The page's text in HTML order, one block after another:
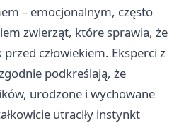
– emocjonalnym, często
zwierząt, które sprawia, że
człowiekiem. Eksperci z
podkreślają, że
urodzone i wychowane
utraciły instynkt